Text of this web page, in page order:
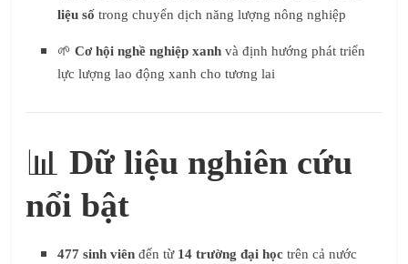
liệu số trong chuyển dịch năng lượng nông nghiệp
🌱Cơ hội nghề nghiệp xanh và định hướng phát triển
lực lượng lao động xanh cho tương lai
📊Dữ liệu nghiên cứu
nổi bật
477 sinh viên đến từ 14 trường đại học trên cả nước